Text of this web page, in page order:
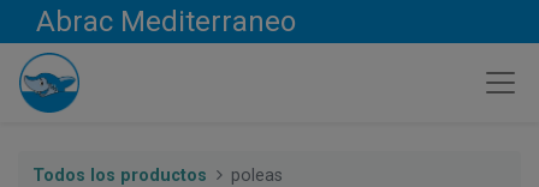
Abrac Mediterraneo
Todos los productos poleas